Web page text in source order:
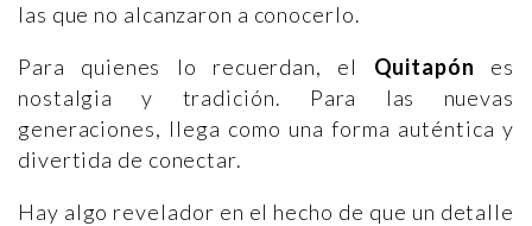
las que no alcanzaron a conocerlo.
Para quienes lo recuerdan, el Quitapón es
nostalgia y tradición. Para las nuevas
generaciones, llega como una forma auténtica y
divertida de conectar.
Hay algo revelador en el hecho de que un detalle